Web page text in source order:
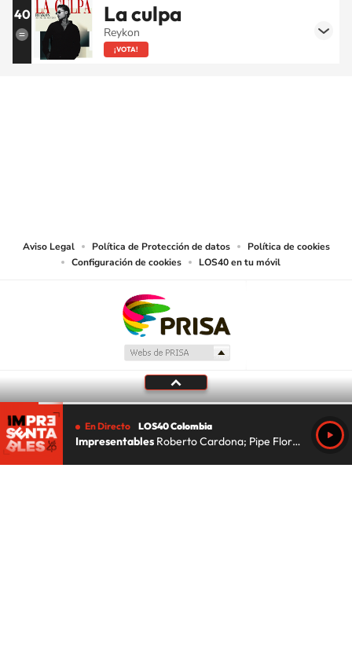
40 La culpa
Reykon
¡VOTA!
Aviso Legal Política de Protección de datos
Política de cookies
Configuración de cookies
LOS40 en tu móvil
En Directo LOS40 Colombia
Impresentables Roberto Cardona; Pipe Florez; Lu Da Silva